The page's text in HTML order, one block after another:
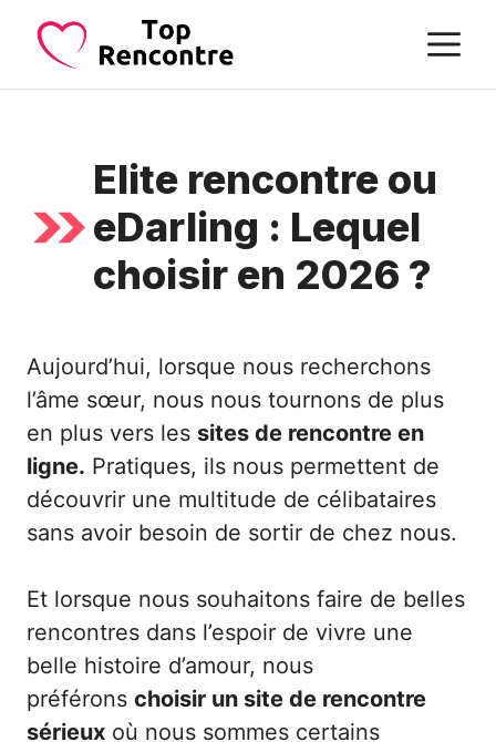
Aller
contenu
Elite rencontre ou
eDarling : Lequel
choisir en 2026 ?
Aujourd’hui, lorsque nous recherchons
l’âme sœur, nous nous tournons de plus
en plus vers les sites de rencontre en
ligne. Pratiques, ils nous permettent de
découvrir une multitude de célibataires
sans avoir besoin de sortir de chez nous.
Et lorsque nous souhaitons faire de belles
rencontres dans l’espoir de vivre une
belle histoire d’amour, nous
préférons choisir un site de rencontre
sérieux où nous sommes certains